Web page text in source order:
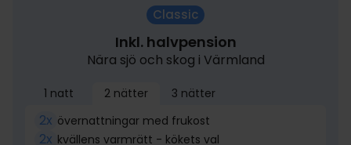
Classic
Inkl. halvpension
Nära sjö och skog i Värmland
1 natt 2 nätter 3 nätter
2x övernattningar med frukost
2x kvällens varmrätt - kökets val